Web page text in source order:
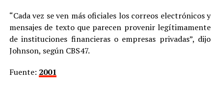
“Cada vez se ven más oficiales los correos electrónicos y
mensajes de texto que parecen provenir legítimamente
de instituciones financieras o empresas privadas”, dijo
Johnson, según CBS47.
Fuente: 2001